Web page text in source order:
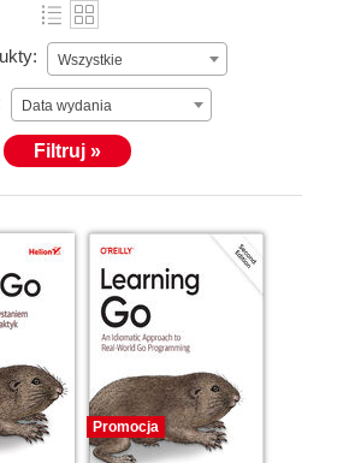
Wszystkie
Data wydania
Filtruj »
Promocja